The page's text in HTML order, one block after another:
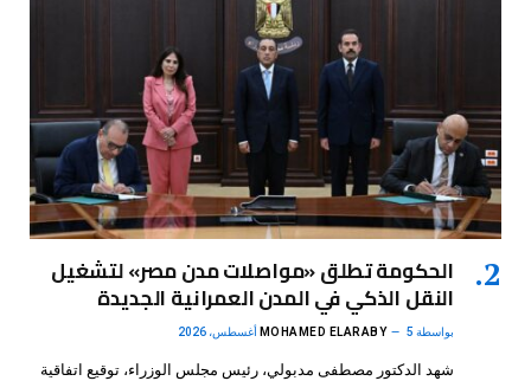
الحكومة تطلق «مواصلات مدن مصر» لتشغيل
النقل الذكي في المدن العمرانية الجديدة
بواسطة MOHAMED ELARABY 5 أغسطس، 2026
شهد الدكتور مصطفى مدبولي، رئيس مجلس الوزراء، توقيع اتفاقية